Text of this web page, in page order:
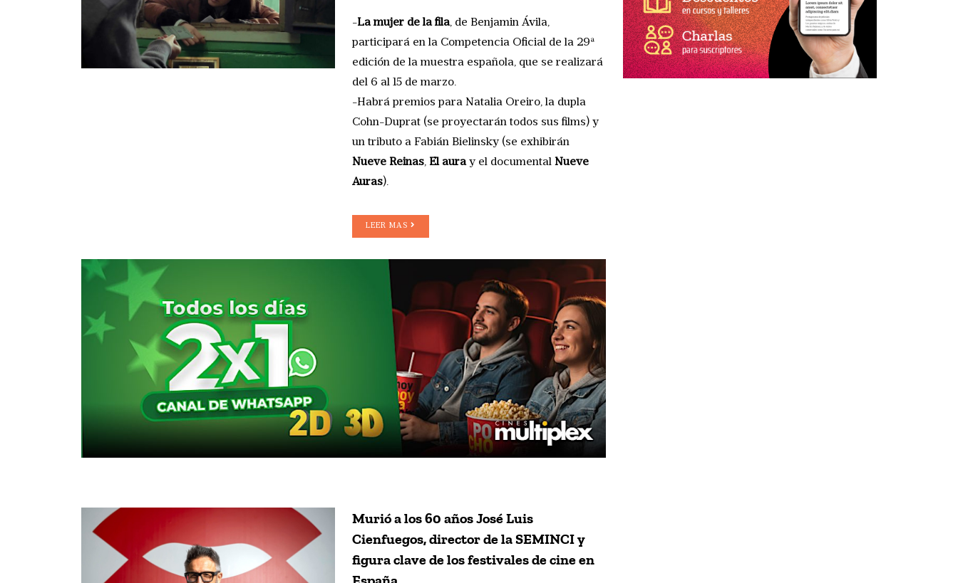
-La mujer de la fila, de Benjamin Ávila,
participará en la Competencia Oficial de la 29ª
edición de la muestra española, que se realizará
del 6 al 15 de marzo.
-Habrá premios para Natalia Oreiro, la dupla
Cohn-Duprat (se proyectarán todos sus films) y
un tributo a Fabián Bielinsky (se exhibirán
Nueve Reinas, El auray el documental Nueve
Auras).
LEER MAS
Murió a los 60 años José Luis
Cienfuegos, director de la SEMINCI y
figura clave de los festivales de cine en